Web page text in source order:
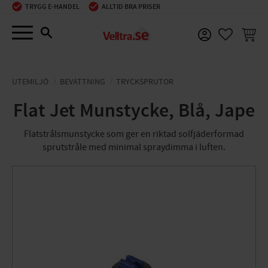
Meny
TRYGG E-HANDEL ALLTID BRA PRISER
UTEMILJÖ BEVATTNING TRYCKSPRUTOR
Flat Jet Munstycke, Blå, Jape
Flatstrålsmunstycke som ger en riktad solfjäderformad
sprutstråle med minimal spraydimma i luften.